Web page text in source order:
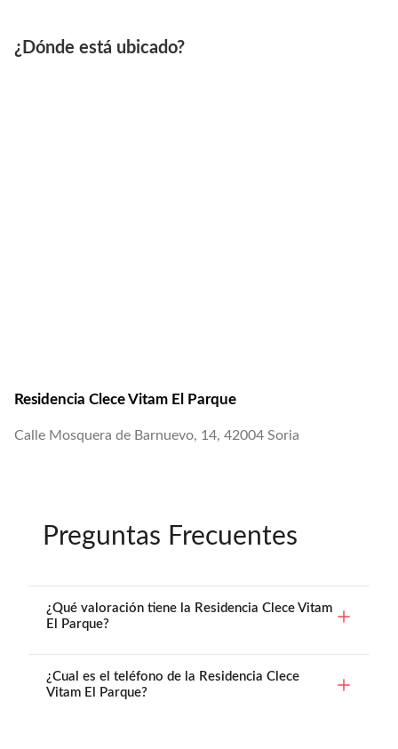
¿Dónde está ubicado?
Residencia Clece Vitam El Parque
Calle Mosquera de Barnuevo, 14, 42004 Soria
Preguntas Frecuentes
¿Qué valoración tiene la Residencia Clece Vitam
El Parque?
¿Cual es el teléfono de la Residencia Clece
Vitam El Parque?